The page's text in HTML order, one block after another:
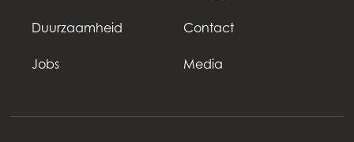
Duurzaamheid
Jobs
Contact
Media